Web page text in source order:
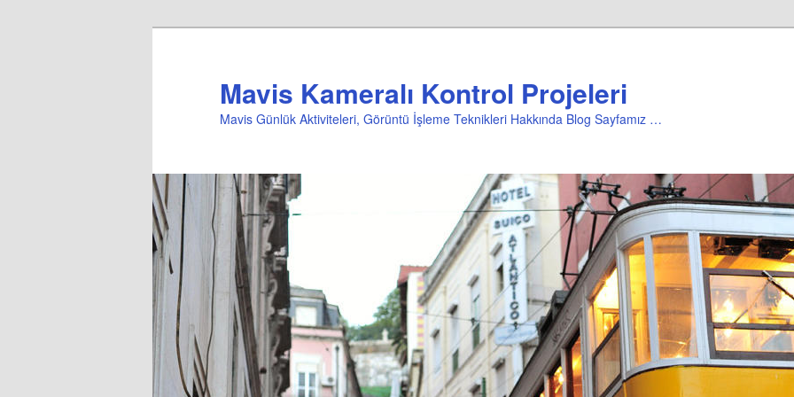
Mavis Kameralı Kontrol Projeleri
Mavis Günlük Aktiviteleri, Görüntü İşleme Teknikleri Hakkında Blog Sayfamız …